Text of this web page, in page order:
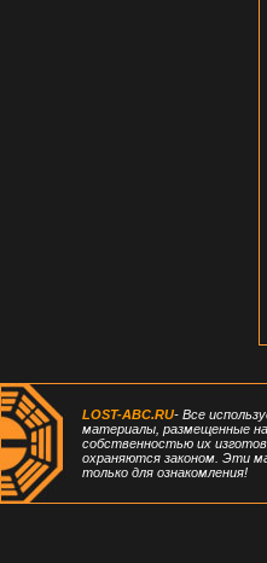
LOST-ABC.RU- Все
материалы, размещенные
собственностью их
охраняются законом. Эти
только для ознакомления!